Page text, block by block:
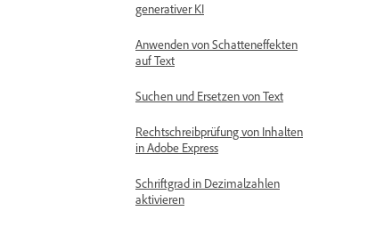
generativer KI
Anwenden von Schatteneffekten
auf Text
Suchen und Ersetzen von Text
Rechtschreibprüfung von Inhalten
in Adobe Express
Schriftgrad in Dezimalzahlen
aktivieren